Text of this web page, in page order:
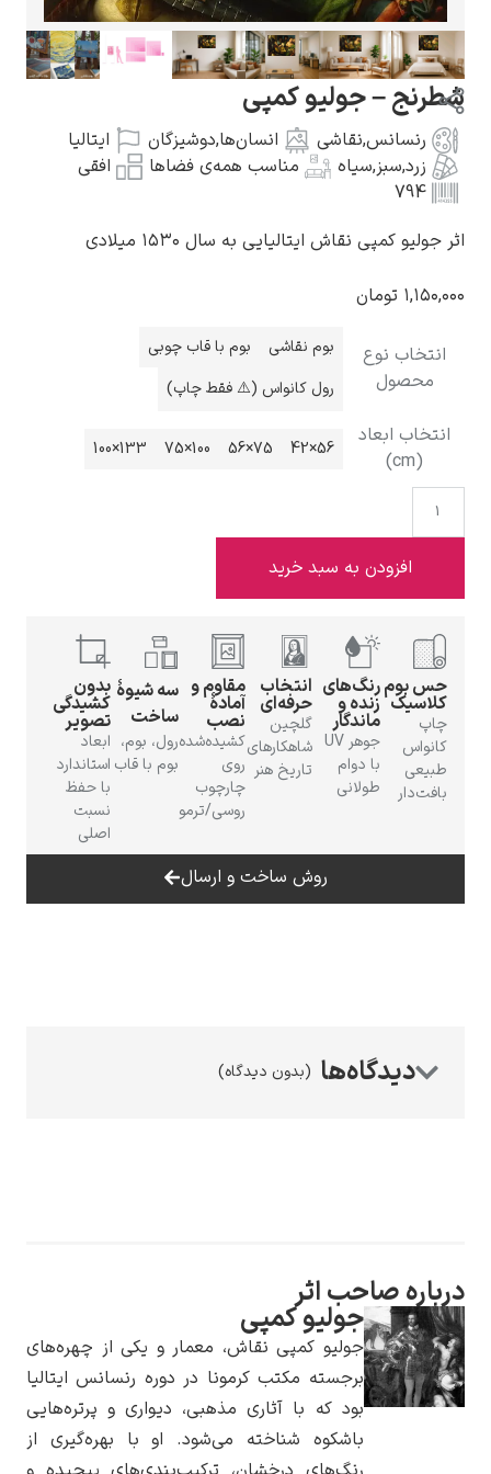
گوستاو کلیمت
ادوارد مونک
ادوارد هاپر
ادگار دگا
پیر آگوست رنوآر
پل سزان
شطرنج – جولیو کمپی
رنسانس,نقاشی انسان‌ها,دوشیزگان
ایتالیا
زرد, سبز,سیاه مناسب همه‌ی فضاها
افقی
794
اثر جولیو کمپی نقاش ایتالیایی به سال ۱۵۳۰ میلادی
۱,۱۵۰,۰۰۰ تومان
انتخاب نوع
محصول
بوم نقاشی
بوم با قاب چوبی
رول کانواس (⚠️ فقط چاپ)
انتخاب ابعاد
75×56
100×75
133×100
افزودن به سبد خرید
حس بوم
کلاسیک
چاپ
کانواس
طبیعی
بافت‌دار
رنگ‌های
زنده و
ماندگار
جوهر UV
با دوام
طولانی
انتخاب
حرفه‌ای
گلچین
شاهکارهای
تاریخ هنر
مقاوم و
آمادهٔ
نصب
کشیده‌شده
روی
چارچوب
روسی/ترمو
سه شیوهٔ
ساخت
رول، بوم،
بوم با قاب
بدون
کشیدگی
تصویر
ابعاد
استاندارد
با حفظ
نسبت
اصلی
روش ساخت و ارسال
(بدون دیدگاه)
درباره صاحب اثر
جولیو کمپی
جولیو کمپی نقاش، معمار و یکی از چهره‌های
برجسته مکتب کرمونا در دوره رنسانس ایتالیا
بود که با آثاری مذهبی، دیواری و پرتره‌هایی
باشکوه شناخته می‌شود. او با بهره‌گیری از